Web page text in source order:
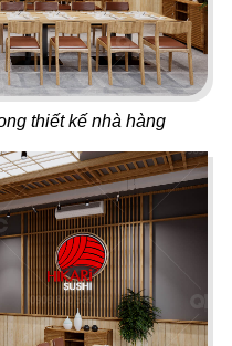
thiết kế nhà hàng
98
ZÔ SAIGON
Nhà hàng Việt
100
HỶ LÂM MÔN Q.7
Bakery & Cafe